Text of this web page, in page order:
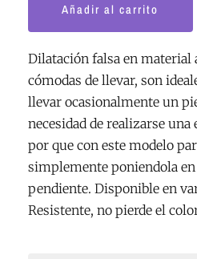
Añadir al carrito
Dilatación falsa en
cómodas de llevar, son
llevar ocasionalmente un
necesidad de realizarse
por que con este modelo
simplemente poniendola
pendiente. Disponible en
Resistente, no pierde el